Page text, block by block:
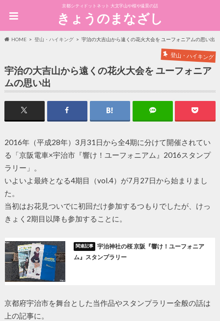
京都シティドットネット 大文字山や桜や遠景の話
きょうのまなざし
HOME 登山・ハイキング 宇治の大吉山から遠くの花火大会を ユーフォニアムの思い出
登山・ハイキング
宇治の大吉山から遠くの花火大会を ユーフォニア
ムの思い出
2016年（平成28年）3月31日から全4期に分けて開催されてい
る「京阪電車×宇治市『響け！ユーフォニアム』2016スタンプ
ラリー」。
いよいよ最終となる4期目（vol.4）が7月27日から始まりまし
た。
当初はお花見ついでに初回だけ参加するつもりでしたが、けっ
きょく2期目以降も参加することに。
宇治神社の桜 京阪『響け！ユーフォニア
ム』スタンプラリー
京都府宇治市を舞台とした当作品やスタンプラリー全般の話は
上の記事に。